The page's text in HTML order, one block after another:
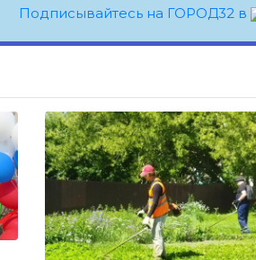
Подписывайтесь на ГОРОД32 в